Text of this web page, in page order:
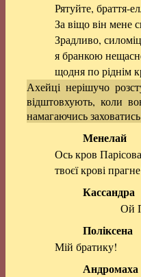
Рятуйте, браття-
За віщо він мене
Зрадливо,
я бранкою
щодня по ріднім
Ахейці нерішучо
відштовхують, коли
намагаючись
Менелай
Ось кров
твоєї крові
Кассандра
Ой
Поліксена
Мій братику!
Андромаха